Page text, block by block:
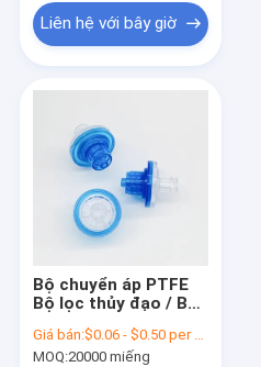
Liên hệ với bây giờ
Bộ chuyển áp PTFE
Bộ lọc thủy đạo / Bộ
Giá bán:$0.06 - $0.50 per piece
MOQ:20000 miếng